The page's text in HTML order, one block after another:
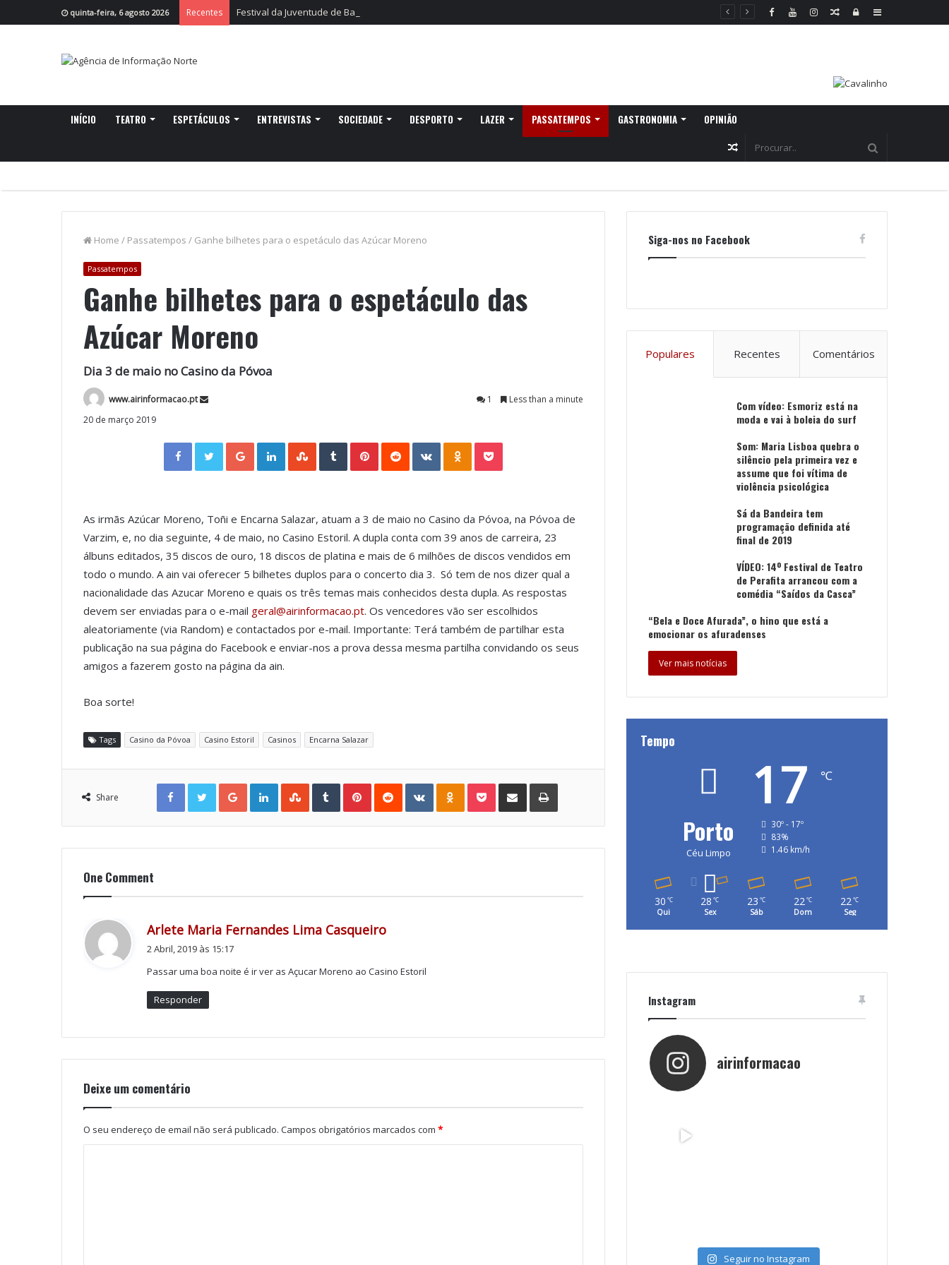
quinta-feira, 6 agosto 2026 Recentes Festival da Juventude de Barcelos leva Kevinho e Lon3r Johny à Frente Ribeirinha Sidebar
Log
Random
INÍCIO TEATRO ESPETÁCULOS ENTREVISTAS SOCIEDADE DESPORTO LAZER PASSATEMPOS GASTRONOMIA OPINIÃO
Random
Home / Passatempos / Ganhe bilhetes para o espetáculo das Azúcar Moreno
Passatempos
Ganhe bilhetes para o espetáculo das
Azúcar Moreno
Dia 3 de maio no Casino da Póvoa
www.airinformacao.pt 1
Less than a minute
20 de março 2019
Facebook Twitter Google+ LinkedIn StumbleUpon Tumblr VKontakte
As irmãs Azúcar Moreno, Toñi e Encarna Salazar, atuam a 3 de maio no Casino da Póvoa, na Póvoa de
Varzim, e, no dia seguinte, 4 de maio, no Casino Estoril. A dupla conta com 39 anos de carreira, 23
álbuns editados, 35 discos de ouro, 18 discos de platina e mais de 6 milhões de discos vendidos em
todo o mundo. A ain vai oferecer 5 bilhetes duplos para o concerto dia 3. Só tem de nos dizer qual a
nacionalidade das Azucar Moreno e quais os três temas mais conhecidos desta dupla. As respostas
devem ser enviadas para o e-mail geral@airinformacao.pt. Os vencedores vão ser escolhidos
aleatoriamente (via Random) e contactados por e-mail. Importante: Terá também de partilhar esta
publicação na sua página do Facebook e enviar-nos a prova dessa mesma partilha convidando os seus
amigos a fazerem gosto na página da ain.
Boa sorte!
Tags Casino da Póvoa Casino Estoril Casinos Encarna Salazar
Share
Facebook Twitter Google+ LinkedIn StumbleUpon Tumblr Pinterest Reddit VKontakte Odnoklassniki Pocket Share via Email Print
One Comment
Arlete Maria Fernandes Lima Casqueiro
:
2 Abril, 2019 às 15:17
Passar uma boa noite é ir ver as Açucar Moreno ao Casino Estoril
Responder
Deixe um comentário
O seu endereço de email não será publicado. Campos obrigatórios marcados com *
Siga-nos no Facebook
Populares Recentes Comentários
Com vídeo: Esmoriz está na
moda e vai à boleia do surf
Som: Maria Lisboa quebra o
silêncio pela primeira vez e
assume que foi vítima de
violência psicológica
Sá da Bandeira tem
programação definida até
final de 2019
VÍDEO: 14º Festival de Teatro
de Perafita arrancou com a
comédia “Saídos da Casca”
“Bela e Doce Afurada”, o hino que está a
emocionar os afuradenses
Ver mais notícias
Tempo
Porto
Céu Limpo
17 ℃
30º - 17º
83%
1.46 km/h
30 ℃
Qui
28 ℃
Sex
23 ℃
Sáb
22℃
Dom
22℃
Seg
Instagram
airinformacao
Seguir no Instagram